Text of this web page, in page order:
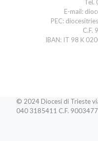
Tel.
E-mail:
PEC:
C.F.
IBAN: IT 98 K
© 2024 Diocesi di Trieste
040 3185411 C.F.